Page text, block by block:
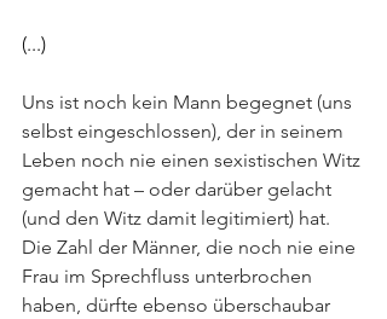
(...)
Uns ist noch kein Mann begegnet (uns
selbst eingeschlossen), der in seinem
Leben noch nie einen sexistischen Witz
gemacht hat – oder darüber gelacht
(und den Witz damit legitimiert) hat.
Die Zahl der Männer, die noch nie eine
Frau im Sprechfluss unterbrochen
haben, dürfte ebenso überschaubar